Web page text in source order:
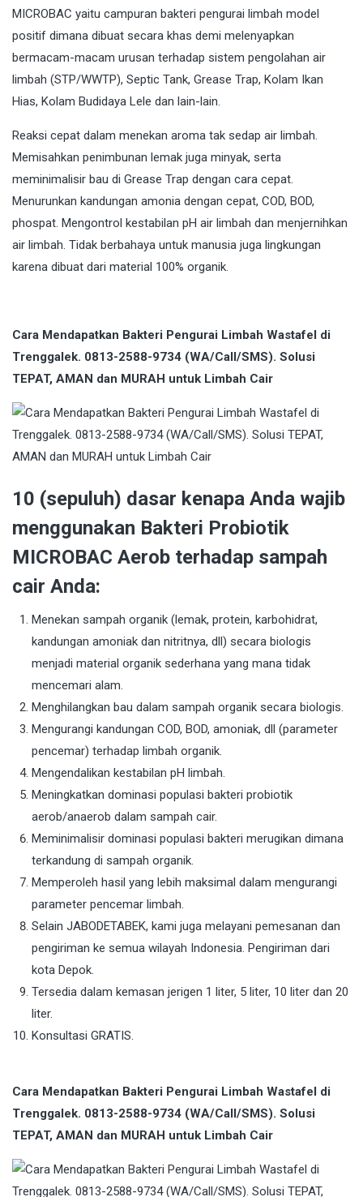
MICROBAC yaitu campuran bakteri pengurai limbah model
positif dimana dibuat secara khas demi melenyapkan
bermacam-macam urusan terhadap sistem pengolahan air
limbah (STP/WWTP), Septic Tank, Grease Trap, Kolam Ikan
Hias, Kolam Budidaya Lele dan lain-lain.
Reaksi cepat dalam menekan aroma tak sedap air limbah.
Memisahkan penimbunan lemak juga minyak, serta
meminimalisir bau di Grease Trap dengan cara cepat.
Menurunkan kandungan amonia dengan cepat, COD, BOD,
phospat. Mengontrol kestabilan pH air limbah dan menjernihkan
air limbah. Tidak berbahaya untuk manusia juga lingkungan
karena dibuat dari material 100% organik.
Cara Mendapatkan Bakteri Pengurai Limbah Wastafel di
Trenggalek. 0813-2588-9734 (WA/Call/SMS). Solusi
TEPAT, AMAN dan MURAH untuk Limbah Cair
10 (sepuluh) dasar kenapa Anda wajib
menggunakan Bakteri Probiotik
MICROBAC Aerob terhadap sampah
cair Anda:
Menekan sampah organik (lemak, protein, karbohidrat,
kandungan amoniak dan nitritnya, dll) secara biologis
menjadi material organik sederhana yang mana tidak
mencemari alam.
Menghilangkan bau dalam sampah organik secara biologis.
Mengurangi kandungan COD, BOD, amoniak, dll (parameter
pencemar) terhadap limbah organik.
Mengendalikan kestabilan pH limbah.
Meningkatkan dominasi populasi bakteri probiotik
aerob/anaerob dalam sampah cair.
Meminimalisir dominasi populasi bakteri merugikan dimana
terkandung di sampah organik.
Memperoleh hasil yang lebih maksimal dalam mengurangi
parameter pencemar limbah.
Selain JABODETABEK, kami juga melayani pemesanan dan
pengiriman ke semua wilayah Indonesia. Pengiriman dari
kota Depok.
Tersedia dalam kemasan jerigen 1 liter, 5 liter, 10 liter dan 20
liter.
Konsultasi GRATIS.
Cara Mendapatkan Bakteri Pengurai Limbah Wastafel di
Trenggalek. 0813-2588-9734 (WA/Call/SMS). Solusi
TEPAT, AMAN dan MURAH untuk Limbah Cair